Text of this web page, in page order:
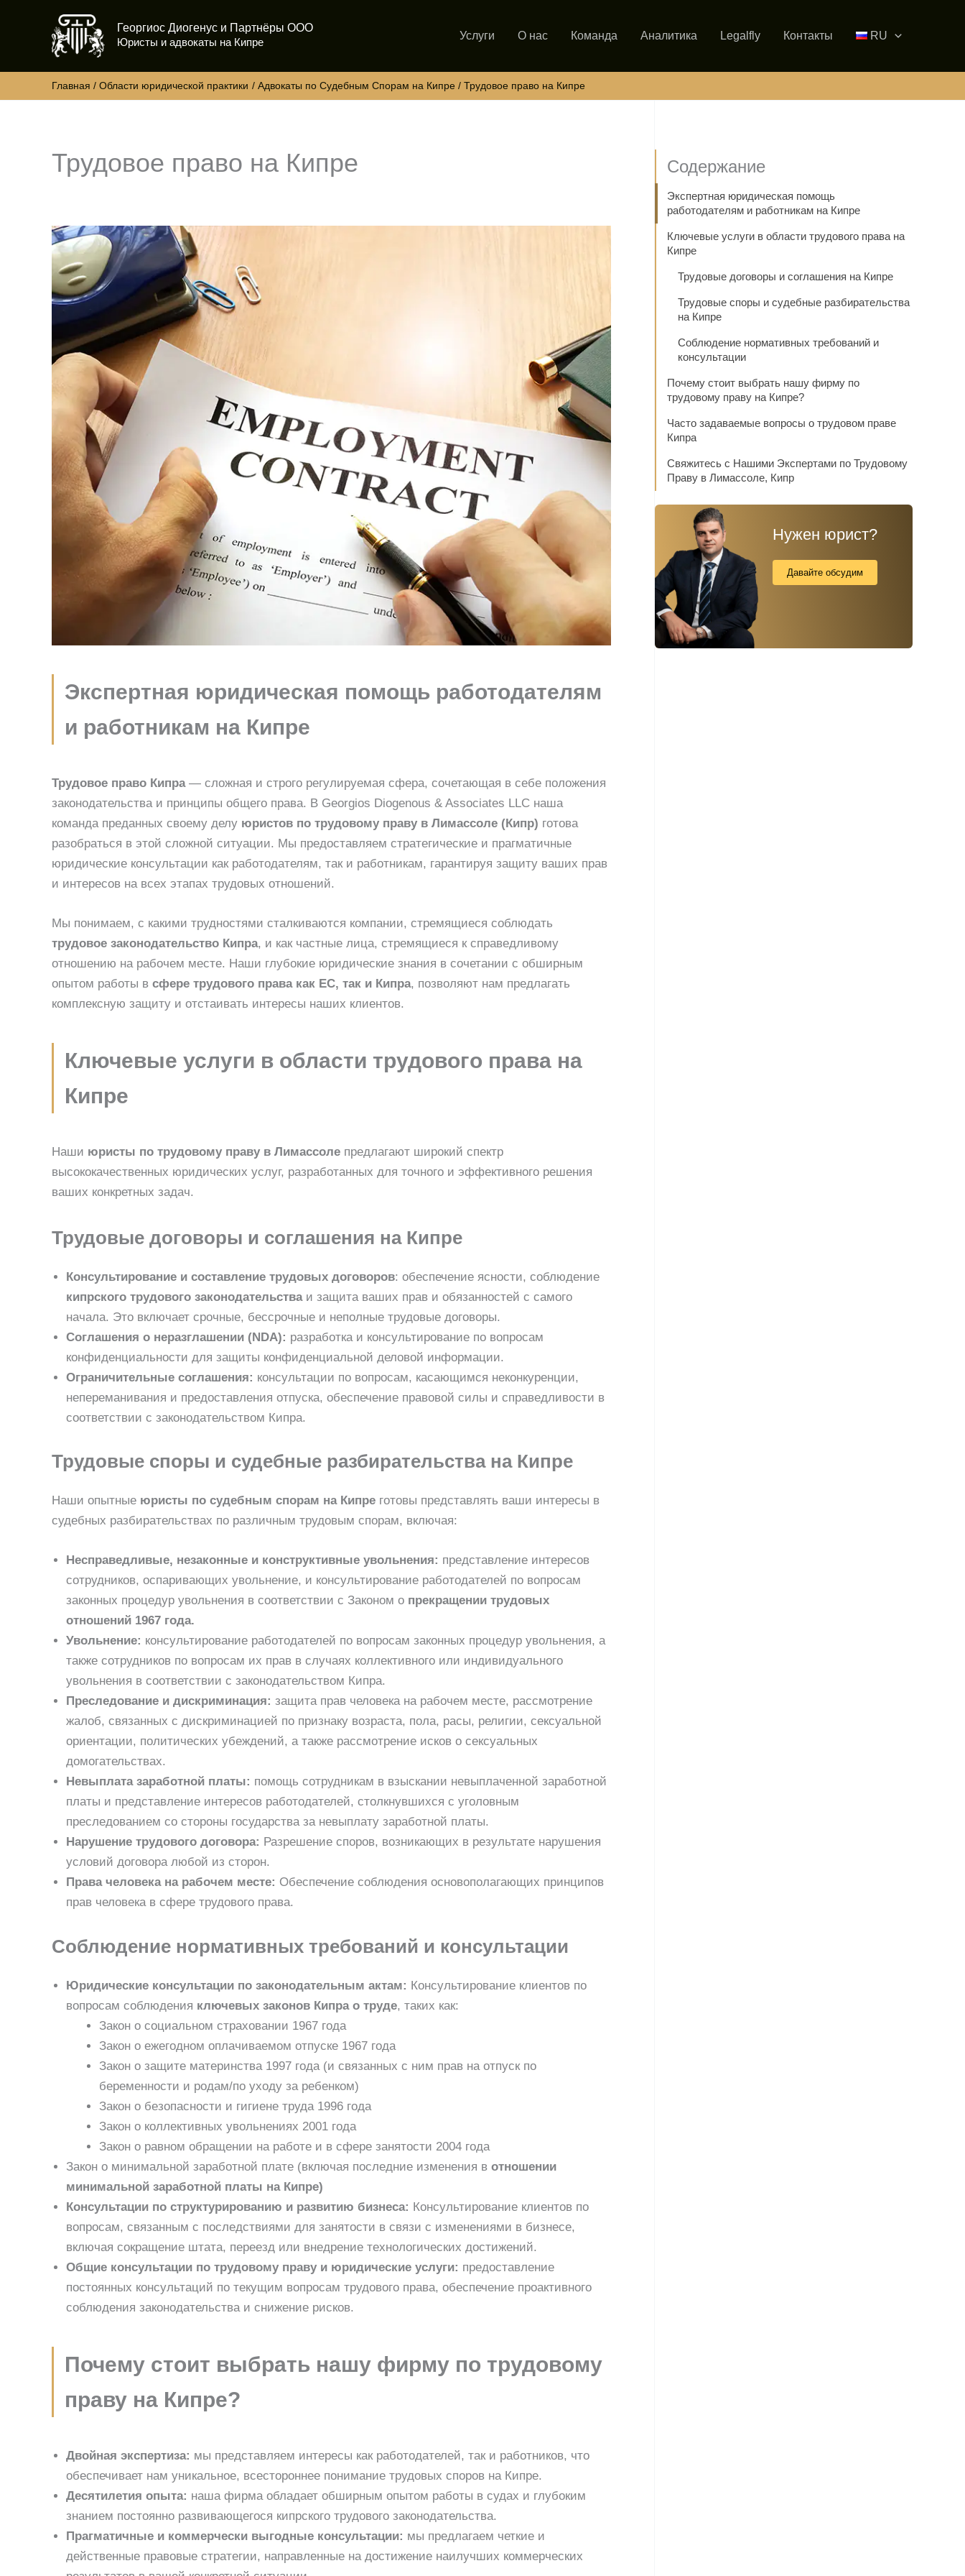
содержимому
Георгиос Диогенус и Партнёры ООО
Юристы и адвокаты на Кипре
Услуги О нас Команда Аналитика Legalfly Контакты RU
Главная Области юридической практики Адвокаты по Судебным Спорам на Кипре Трудовое право на Кипре
Трудовое право на Кипре
Экспертная юридическая помощь работодателям
и работникам на Кипре
Трудовое право Кипра— сложная и строго регулируемая сфера, сочетающая в себе положения
законодательства и принципы общего права. В Georgios Diogenous & Associates LLC наша
команда преданных своему делу юристов по трудовому праву в Лимассоле (Кипр) готова
разобраться в этой сложной ситуации. Мы предоставляем стратегические и прагматичные
юридические консультации как работодателям, так и работникам, гарантируя защиту ваших прав
и интересов на всех этапах трудовых отношений.
Мы понимаем, с какими трудностями сталкиваются компании, стремящиеся соблюдать
трудовое законодательство Кипра, и как частные лица, стремящиеся к справедливому
отношению на рабочем месте. Наши глубокие юридические знания в сочетании с обширным
опытом работы в сфере трудового права как ЕС, так и Кипра, позволяют нам предлагать
комплексную защиту и отстаивать интересы наших клиентов.
Ключевые услуги в области трудового права на
Кипре
Наши юристы по трудовому праву в Лимассоле предлагают широкий спектр
высококачественных юридических услуг, разработанных для точного и эффективного решения
ваших конкретных задач.
Трудовые договоры и соглашения на Кипре
Консультирование и составление трудовых договоров: обеспечение ясности, соблюдение
кипрского трудового законодательстваи защита ваших прав и обязанностей с самого
начала. Это включает срочные, бессрочные и неполные трудовые договоры.
Соглашения о неразглашении (NDA): разработка и консультирование по вопросам
конфиденциальности для защиты конфиденциальной деловой информации.
Ограничительные соглашения: консультации по вопросам, касающимся неконкуренции,
непереманивания и предоставления отпуска, обеспечение правовой силы и справедливости в
соответствии с законодательством Кипра.
Трудовые споры и судебные разбирательства на Кипре
Наши опытные юристы по судебным спорам на Кипре готовы представлять ваши интересы в
судебных разбирательствах по различным трудовым спорам, включая:
Несправедливые, незаконные и конструктивные увольнения: представление интересов
сотрудников, оспаривающих увольнение, и консультирование работодателей по вопросам
законных процедур увольнения в соответствии с Законом о прекращении трудовых
отношений 1967 года.
Увольнение: консультирование работодателей по вопросам законных процедур увольнения, а
также сотрудников по вопросам их прав в случаях коллективного или индивидуального
увольнения в соответствии с законодательством Кипра.
Преследование и дискриминация: защита прав человека на рабочем месте, рассмотрение
жалоб, связанных с дискриминацией по признаку возраста, пола, расы, религии, сексуальной
ориентации, политических убеждений, а также рассмотрение исков о сексуальных
домогательствах.
Невыплата заработной платы: помощь сотрудникам в взыскании невыплаченной заработной
платы и представление интересов работодателей, столкнувшихся с уголовным
преследованием со стороны государства за невыплату заработной платы.
Нарушение трудового договора: Разрешение споров, возникающих в результате нарушения
условий договора любой из сторон.
Права человека на рабочем месте: Обеспечение соблюдения основополагающих принципов
прав человека в сфере трудового права.
Соблюдение нормативных требований и консультации
Юридические консультации по законодательным актам: Консультирование клиентов по
вопросам соблюдения ключевых законов Кипра о труде, таких как:
Закон о социальном страховании 1967 года
Закон о ежегодном оплачиваемом отпуске 1967 года
Закон о защите материнства 1997 года (и связанных с ним прав на отпуск по
беременности и родам/по уходу за ребенком)
Закон о безопасности и гигиене труда 1996 года
Закон о коллективных увольнениях 2001 года
Закон о равном обращении на работе и в сфере занятости 2004 года
Закон о минимальной заработной плате (включая последние изменения в отношении
минимальной заработной платы на Кипре)
Консультации по структурированию и развитию бизнеса: Консультирование клиентов по
вопросам, связанным с последствиями для занятости в связи с изменениями в бизнесе,
включая сокращение штата, переезд или внедрение технологических достижений.
Общие консультации по трудовому праву и юридические услуги: предоставление
постоянных консультаций по текущим вопросам трудового права, обеспечение проактивного
соблюдения законодательства и снижение рисков.
Почему стоит выбрать нашу фирму по трудовому
праву на Кипре?
Двойная экспертиза: мы представляем интересы как работодателей, так и работников, что
обеспечивает нам уникальное, всестороннее понимание трудовых споров на Кипре.
Десятилетия опыта: наша фирма обладает обширным опытом работы в судах и глубоким
знанием постоянно развивающегося кипрского трудового законодательства.
Прагматичные и коммерчески выгодные консультации: мы предлагаем четкие и
действенные правовые стратегии, направленные на достижение наилучших коммерческих
Содержание
Экспертная юридическая помощь
работодателям и работникам на Кипре
Ключевые услуги в области трудового права на
Кипре
Трудовые договоры и соглашения на Кипре
Трудовые споры и судебные разбирательства
на Кипре
Соблюдение нормативных требований и
консультации
Почему стоит выбрать нашу фирму по
трудовому праву на Кипре?
Часто задаваемые вопросы о трудовом праве
Кипра
Свяжитесь с Нашими Экспертами по Трудовому
Праву в Лимассоле, Кипр
Нужен юрист?
Давайте обсудим